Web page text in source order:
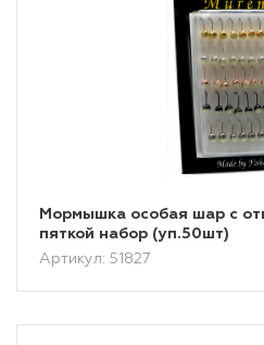
Мормышка особая шар с
пяткой набор (уп.50шт)
Артикул: 51827